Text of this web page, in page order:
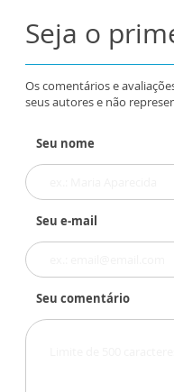
Seja o
Os comentários e
seus autores e não
Seu nome
Seu e-mail
Seu comentário